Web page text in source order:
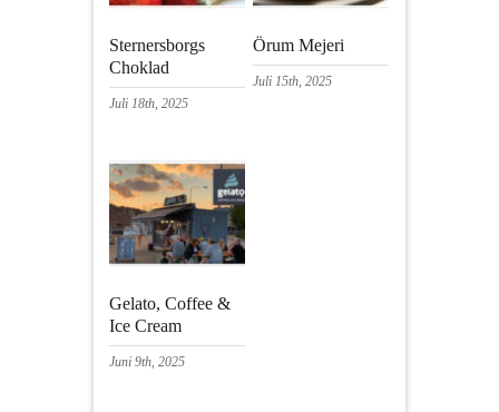
Sternersborgs
Choklad
Juli 18th, 2025
Örum Mejeri
Juli 15th, 2025
Gelato, Coffee &
Ice Cream
Juni 9th, 2025